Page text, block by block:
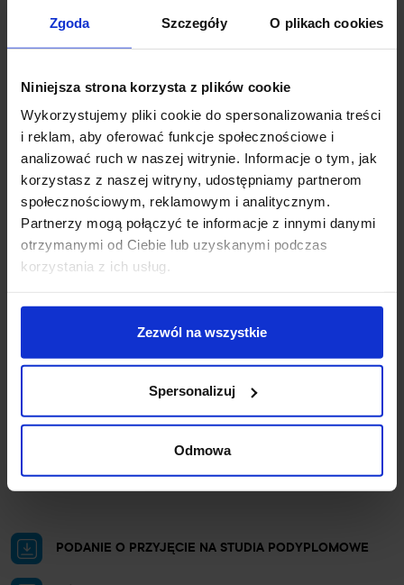
Zgoda Szczegóły O plikach cookies
Niniejsza strona korzysta z plików cookie
Wykorzystujemy pliki cookie do spersonalizowania treści
i reklam, aby oferować funkcje społecznościowe i
analizować ruch w naszej witrynie. Informacje o tym, jak
korzystasz z naszej witryny, udostępniamy partnerom
społecznościowym, reklamowym i analitycznym.
Partnerzy mogą połączyć te informacje z innymi danymi
otrzymanymi od Ciebie lub uzyskanymi podczas
korzystania z ich usług.
Zezwól na wszystkie
Spersonalizuj
Odmowa
Rekrutacja na studia
podyplomowe
Trwa rekrutacja na rok akademicki 2022/2023. O przyjęciu na studia
Rekrutacja 2022/23 - złóż wniosek onlinelub odwiedź nas osobiście -
Łódź, Wileńska 53/55. Masz pytania?
Zadzwoń - (42) 687-00-44
Napisz -uczelnia@wskinfo.pl
Wymagane dokumenty
Dyplom ukończenia studiów wyższych
2 fotografie 35x45 mm
PODANIE O PRZYJĘCIE NA STUDIA PODYPLOMOWE
OŚWIADCZENIE O OCHRONIE DANYCH
Dokument potwierdzający znajomość języka polskiego - w
PODANIE O PRZYJĘCIE NA STUDIA PODYPLOMOWE